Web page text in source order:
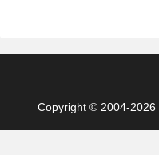
Copyright © 2004-2026